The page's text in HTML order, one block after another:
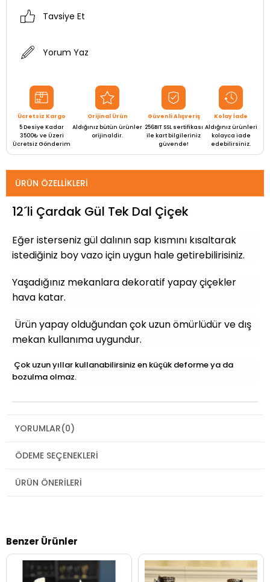
Tavsiye Et
Yorum Yaz
Ücretsiz Kargo
5 Desiye Kadar
3500₺ ve Üzeri
Ücretsiz Gönderim
Orijinal Ürün
Aldığınız bütün ürünler
orijinaldir.
Güvenli Alışveriş
256BIT SSL sertifikası
ile kart bilgileriniz
güvende!
Kolay İade
Aldığınız ürünleri
kolayca iade
edebilirsiniz.
ÜRÜN ÖZELLIKLERI
12´li Çardak Gül Tek Dal Çiçek
Eğer isterseniz gül dalının sap kısmını kısaltarak
istediğiniz boy vazo için uygun hale getirebilirisiniz.
Yaşadığınız mekanlara dekoratif yapay çiçekler
hava katar.
Ürün yapay olduğundan çok uzun ömürlüdür ve dış
mekan kullanıma uygundur.
Çok uzun yıllar kullanabilirsiniz en küçük deforme ya da
bozulma olmaz.
YORUMLAR(0)
ÖDEME SEÇENEKLERI
ÜRÜN ÖNERILERI
Benzer Ürünler